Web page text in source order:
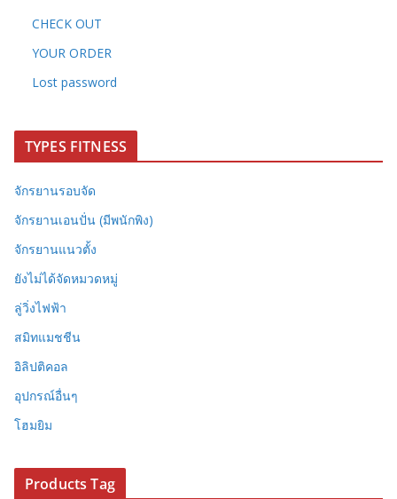
CHECK OUT
YOUR ORDER
Lost password
TYPES FITNESS
จักรยานรอบจัด
จักรยานเอนปั่น (มีพนักพิง)
จักรยานแนวตั้ง
ยังไม่ได้จัดหมวดหมู่
ลู่วิ่งไฟฟ้า
สมิทแมชชีน
อิลิปติคอล
อุปกรณ์อื่นๆ
โฮมยิม
Products Tag